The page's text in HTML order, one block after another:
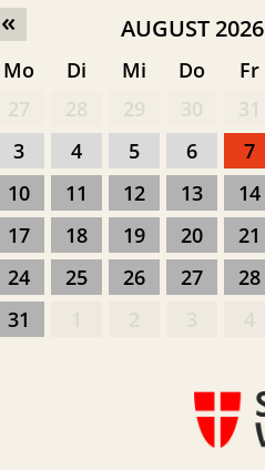
« AUGUST 2026
Mo Di Mi Do Fr
3
4 5 6 7
10
11 12 13 14
17
18 19 20 21
24
25 26 27 28
31